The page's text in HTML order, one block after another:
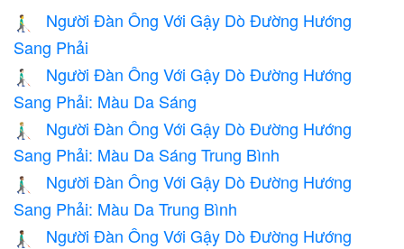
👨‍🦯‍➡️
Người Đàn Ông Với Gậy Dò Đường Hướng
Sang Phải
👨🏻‍🦯‍➡️
Người Đàn Ông Với Gậy Dò Đường Hướng
Sang Phải: Màu Da Sáng
👨🏼‍🦯‍➡️
Người Đàn Ông Với Gậy Dò Đường Hướng
Sang Phải: Màu Da Sáng Trung Bình
👨🏽‍🦯‍➡️
Người Đàn Ông Với Gậy Dò Đường Hướng
Sang Phải: Màu Da Trung Bình
👨🏾‍🦯‍➡️
Người Đàn Ông Với Gậy Dò Đường Hướng